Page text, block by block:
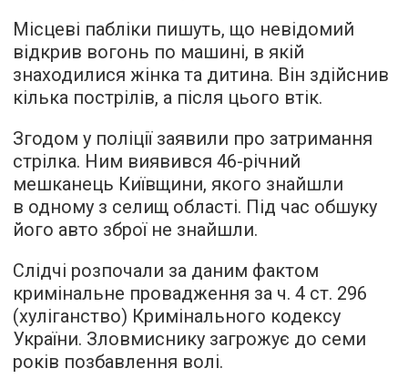
Місцеві пабліки пишуть, що невідомий
відкрив вогонь по машині, в якій
знаходилися жінка та дитина. Він здійснив
кілька пострілів, а після цього втік.
Згодом у поліції заявили про затримання
стрілка. Ним виявився 46-річний
мешканець Київщини, якого знайшли
в одному з селищ області. Під час обшуку
його авто зброї не знайшли.
Слідчі розпочали за даним фактом
кримінальне провадження за ч. 4 ст. 296
(хуліганство) Кримінального кодексу
України. Зловмиснику загрожує до семи
років позбавлення волі.